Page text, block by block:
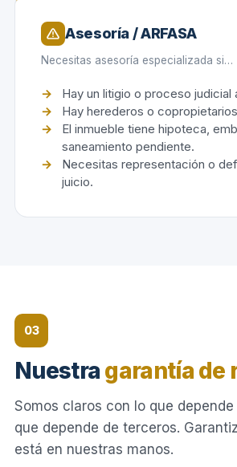
Asesoría / ARFASA
Necesitas asesoría especializada si…
Hay un litigio o proceso judicial
Hay herederos o
El inmueble tiene hipoteca,
saneamiento pendiente.
Necesitas representación o
juicio.
03
Nuestra garantía de
Somos claros con lo que
que depende de terceros.
está en nuestras manos.